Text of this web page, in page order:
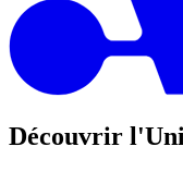
Découvrir